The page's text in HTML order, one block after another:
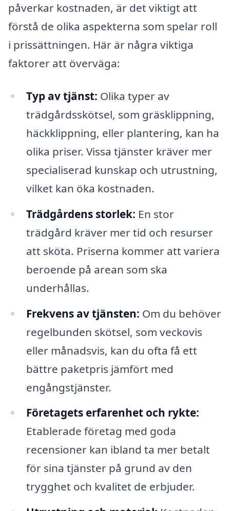
påverkar kostnaden, är det viktigt att
förstå de olika aspekterna som spelar roll
i prissättningen. Här är några viktiga
faktorer att överväga:
Typ av tjänst: Olika typer av
trädgårdsskötsel, som gräsklippning,
häckklippning, eller plantering, kan ha
olika priser. Vissa tjänster kräver mer
specialiserad kunskap och utrustning,
vilket kan öka kostnaden.
Trädgårdens storlek: En stor
trädgård kräver mer tid och resurser
att sköta. Priserna kommer att variera
beroende på arean som ska
underhållas.
Frekvens av tjänsten: Om du behöver
regelbunden skötsel, som veckovis
eller månadsvis, kan du ofta få ett
bättre paketpris jämfört med
engångstjänster.
Företagets erfarenhet och rykte:
Etablerade företag med goda
recensioner kan ibland ta mer betalt
för sina tjänster på grund av den
trygghet och kvalitet de erbjuder.